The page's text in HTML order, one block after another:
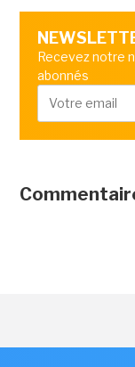
Recevez notre
abonnés